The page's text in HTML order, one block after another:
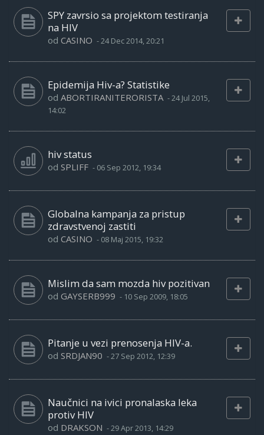
SPY zavrsio sa projektom testiranja
na HIV
od CASINO -24 Dec 2014, 20:21
Epidemija Hiv-a? Statistike
od ABORTIRANITERORISTA -24 Jul 2015,
14:02
hiv status
od SPLIFF - 06 Sep 2012, 19:34
Globalna kampanja za pristup
zdravstvenoj zastiti
od CASINO - 08 Maj 2015, 19:32
Mislim da sam mozda hiv pozitivan
od GAYSERB999 - 10 Sep 2009, 18:05
Pitanje u vezi prenosenja HIV-a.
od SRDJAN90 -27 Sep 2012, 12:39
Naučnici na ivici pronalaska leka
protiv HIV
od DRAKSON -29 Apr 2013, 14:29